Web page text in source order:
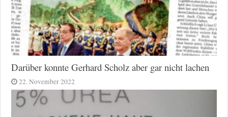
Darüber konnte Gerhard Scholz aber gar nicht lachen
22. November 2022